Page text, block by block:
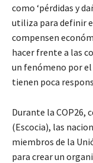
como ‘pérdidas y
utiliza para definir
compensen
hacer frente a las
un fenómeno por el
tienen poca
Durante la COP26,
(Escocia), las
miembros de la
para crear un